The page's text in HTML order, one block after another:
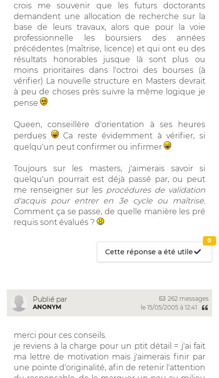
crois me souvenir que les futurs doctorants
demandent une allocation de recherche sur la
base de leurs travaux, alors que pour la voie
professionnelle les boursiers des années
précédentes (maîtrise, licence) et qui ont eu des
résultats honorables jusque là sont plus ou
moins prioritaires dans l'octroi des bourses (à
vérifier) La nouvelle structure en Masters devrait
à peu de choses près suivre la même logique je
pense
Queen, conseillère d'orientation à ses heures
perdues
Ca reste évidemment à vérifier, si
quelqu'un peut confirmer ou infirmer
Toujours sur les masters, j'aimerais savoir si
quelqu'un pourrait est déjà passé par, ou peut
me renseigner sur les procédures de validation
d'acquis pour entrer en 3e cycle ou maîtrise.
Comment ça se passe, de quelle manière les pré
requis sont évalués ?
Cette réponse a été utile
0
Publié par
ANONYM
262 messages
le 15/05/2005 à 12:41
merci pour ces conseils.
je reviens à la charge pour un ptit détail = j'ai fait
ma lettre de motivation mais j'aimerais finir par
une pointe d'originalité, afin de retenir l'attention